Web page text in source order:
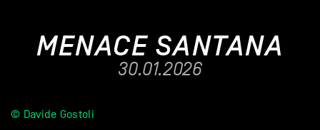
MENACE SANTANA
30.01.2026
© Davide Gostoli